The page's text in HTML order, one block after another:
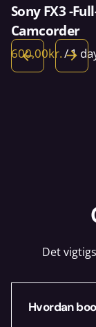
Sony FX3 -
Camcorder
/
Det
Hvordan